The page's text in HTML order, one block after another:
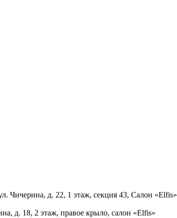
Чичерина, д. 22, 1 этаж, секция 43, Салон «Elfis»
д. 18, 2 этаж, правое крыло, салон «Elfis»